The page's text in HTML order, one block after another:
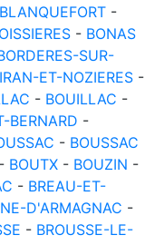
BLANQUEFORT -
- BONAS
SUR-
ET-NOZIERES -
- BOUILLAC -
BERNARD -
- BOUSSAC
- BOUTX - BOUZIN -
- BREAU-ET-
D'ARMAGNAC -
- BROUSSE-LE-